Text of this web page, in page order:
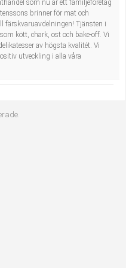
som nu är ett familjeföretag
brinner för mat och
färskvaruavdelningen! Tjänsten i
kött, chark, ost och bake-off. Vi
av högsta kvalitét. Vi
utveckling i alla våra